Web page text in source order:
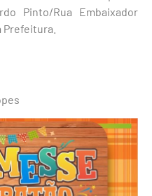
Pinto/Rua Embaixador
Prefeitura.